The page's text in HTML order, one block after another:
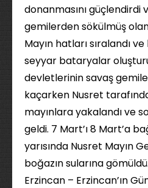
donanmasını güçlendirdi
gemilerden sökülmüş
Mayın hatları sıralandı
seyyar bataryalar
devletlerinin savaş
kaçarken Nusret
mayınlara yakalandı ve
geldi. 7 Mart’ı 8 Mart’a
yarısında Nusret Mayın
boğazın sularına gömüldü. ​
Erzincan – Erzincan’ın